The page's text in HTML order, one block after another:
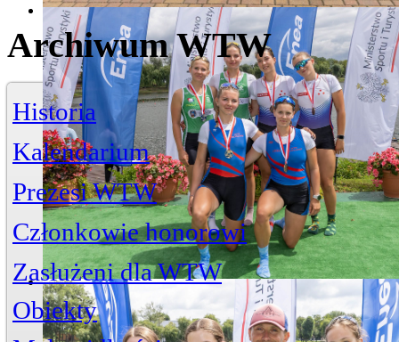
Archiwum WTW
Historia
Kalendarium
Prezesi WTW
Członkowie honorowi
Zasłużeni dla WTW
Jerzy Bojańczyk
Życiorys
Artykuły
Wiktor Szelągowski
Zasłużeni członkowie
Obiekty
Przystańul. Piwna 3